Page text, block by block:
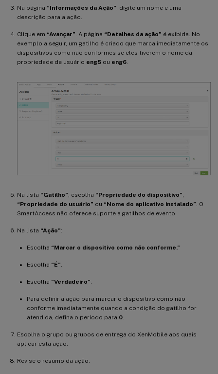
Na página “Informações da Ação”, digite um nome e uma
descrição para a ação.
Clique em “Avançar”. A página “Detalhes da ação” é exibida. No
exemplo a seguir, um gatilho é criado que marca imediatamente os
dispositivos como não conformes se eles tiverem o nome da
propriedade de usuário eng5 ou eng6.
Na lista “Gatilho”, escolha “Propriedade do dispositivo”,
“Propriedade do usuário” ou “Nome do aplicativo instalado”. O
SmartAccess não oferece suporte a gatilhos de evento.
Na lista “Ação”:
Escolha “Marcar o dispositivo como não conforme.”
Escolha “É”.
Escolha “Verdadeiro”.
Para definir a ação para marcar o dispositivo como não
conforme imediatamente quando a condição do gatilho for
atendida, defina o período para 0.
Escolha o grupo ou grupos de entrega do XenMobile aos quais
aplicar esta ação.
Revise o resumo da ação.